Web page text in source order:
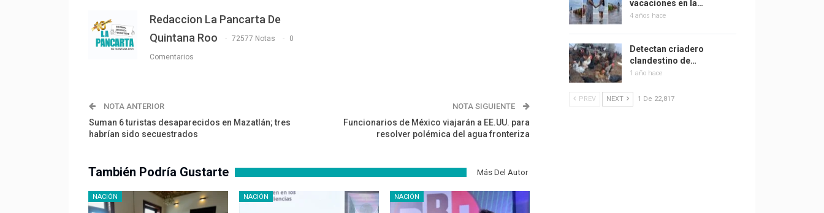
Redaccion La Pancarta De
Quintana Roo
72577 Notas 0
Comentarios
NOTA ANTERIOR
Suman 6 turistas desaparecidos en Mazatlán; tres
habrían sido secuestrados
NOTA SIGUIENTE
Funcionarios de México viajarán a EE.UU. para
resolver polémica del agua fronteriza
También Podría Gustarte Más Del Autor
NACIÓN NACIÓN NACIÓN
vacaciones en la…
4 años hace
Detectan criadero
clandestino de…
1 año hace
PREV NEXT 1 De 22,817